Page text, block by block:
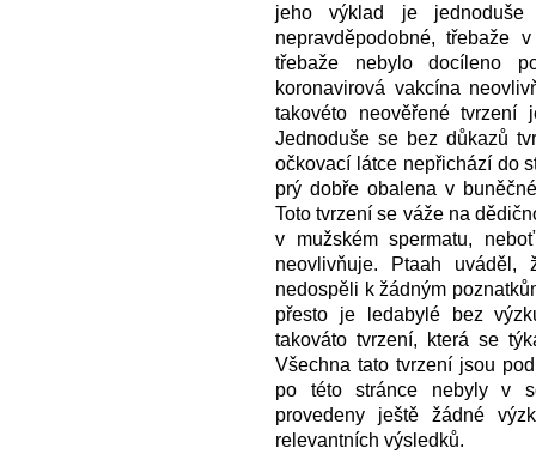
jeho výklad je
nepravděpodobné, třebaže
třebaže nebylo docíleno
koronavirová vakcína
takovéto neověřené tvrzení
Jednoduše se bez důkazů
očkovací látce nepřichází do
prý dobře obalena v
Toto tvrzení se váže na
v mužském spermatu,
neovlivňuje. Ptaah
nedospěli k žádným
přesto je ledabylé bez
takováto tvrzení, která se
Všechna tato tvrzení jsou
po této stránce nebyly v
provedeny ještě žádné
relevantních výsledků.